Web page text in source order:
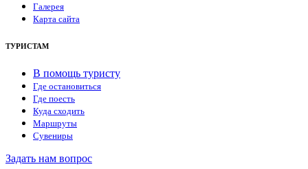
Галерея
Карта сайта
ТУРИСТАМ
В помощь туристу
Где остановиться
Где поесть
Куда сходить
Маршруты
Сувениры
Задать нам вопрос